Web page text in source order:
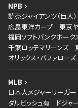
NPB
読売ジャイアンツ（巨人）
広島東洋カープ
東京
福岡ソフトバンクホーク
千葉ロッテマリーンズ
オリックス・バファローズ
MLB
日本人メジャーリーガー
ダルビッシュ有
ドジャ